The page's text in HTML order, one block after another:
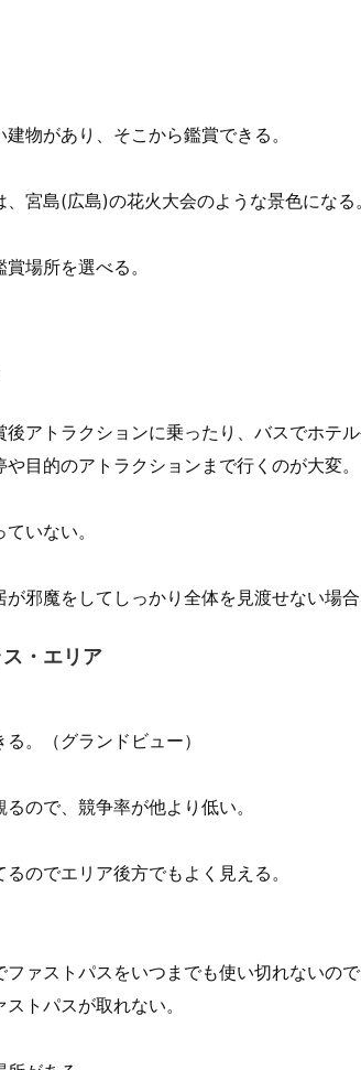
物があり、そこから鑑賞できる。
宮島(広島)の花火大会のような景色になる。
場所を選べる。
アトラクションに乗ったり、バスでホテ
目的のアトラクションまで行くのが大変。
いない。
邪魔をしてしっかり全体を見渡せない場合
・エリア
。（グランドビュー）
ので、競争率が他より低い。
のでエリア後方でもよく見える。
ァストパスをいつまでも使い切れないの
トパスが取れない。